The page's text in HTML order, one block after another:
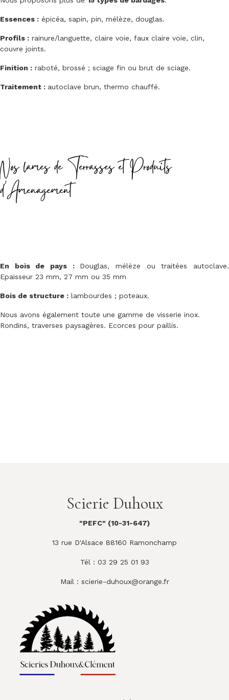
Essences : épicéa, sapin, pin, mélèze, douglas.
Profils : rainure/languette, claire voie, faux claire voie, clin,
couvre joints.
Finition : raboté, brossé ; sciage fin ou brut de sciage.
Traitement : autoclave brun, thermo chauffé.
Nos lames de Terrasses et Produits
d'Amenagement
En bois de pays : Douglas, mélèze ou traitées autoclave.
Epaisseur 23 mm, 27 mm ou 35 mm
Bois de structure : lambourdes ; poteaux.
Nous avons également toute une gamme de visserie inox.
Rondins, traverses paysagères. Ecorces pour paillis.
Scierie Duhoux
"PEFC" (10-31-647)
13 rue D'Alsace 88160 Ramonchamp
Tél : 03 29 25 01 93
Mail : scierie-duhoux@orange.fr